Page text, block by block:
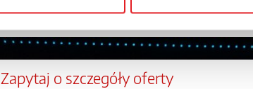
Zapytaj o szczegóły oferty